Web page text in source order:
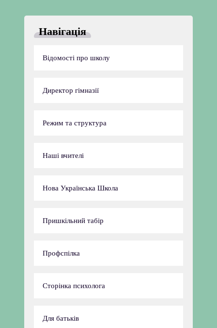
Навігація
Відомості про школу
Директор гімназії
Режим та структура
Наші вчителі
Нова Українська Школа
Пришкільний табір
Профспілка
Сторінка психолога
Для батьків